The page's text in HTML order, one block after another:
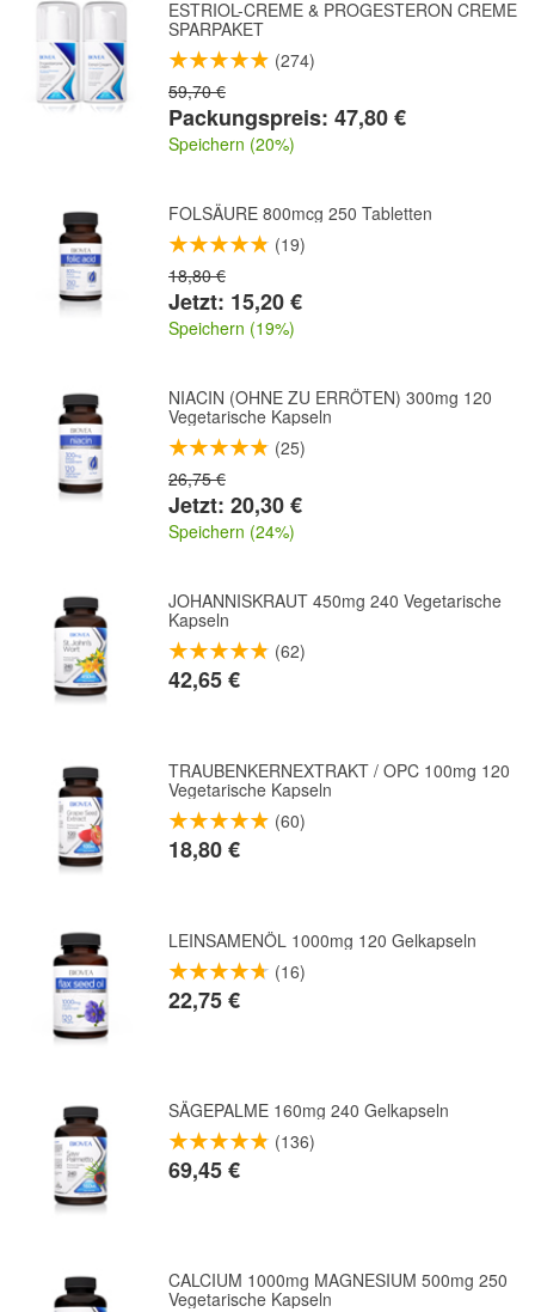
ESTRIOL-CREME & PROGESTERON CREME
SPARPAKET
(274)
59,70 €
Packungspreis: 47,80 €
Speichern (20%)
FOLSÄURE 800mcg 250 Tabletten
(19)
18,80 €
Jetzt: 15,20 €
Speichern (19%)
NIACIN (OHNE ZU ERRÖTEN) 300mg 120
Vegetarische Kapseln
(25)
26,75 €
Jetzt: 20,30 €
Speichern (24%)
JOHANNISKRAUT 450mg 240 Vegetarische
Kapseln
(62)
42,65 €
TRAUBENKERNEXTRAKT / OPC 100mg 120
Vegetarische Kapseln
(60)
18,80 €
LEINSAMENÖL 1000mg 120 Gelkapseln
(16)
22,75 €
SÄGEPALME 160mg 240 Gelkapseln
(136)
69,45 €
CALCIUM 1000mg MAGNESIUM 500mg 250
Vegetarische Kapseln